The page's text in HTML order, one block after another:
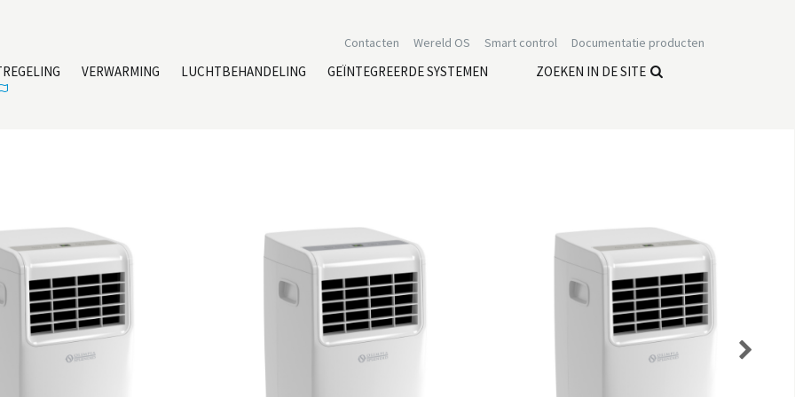
Documentatie producten
Smart control
Wereld OS
Contacten
VERWARMING LUCHTBEHANDELING GEÏNTEGREERDE SYSTEMEN
ZOEKEN IN DE SITE